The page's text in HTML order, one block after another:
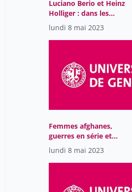
Luciano Berio et Heinz
Holliger : dans les
coulisses d’un duo
compositeur-interprète
lundi 8 mai 2023
Femmes afghanes,
guerres en série et
violence impériale
lundi 8 mai 2023